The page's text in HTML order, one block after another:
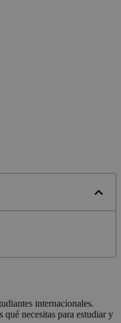
internacionales.
necesitas para estudiar y